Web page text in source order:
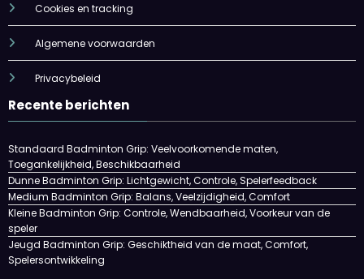
Cookies en tracking
Algemene voorwaarden
Privacybeleid
Recente berichten
Standaard Badminton Grip: Veelvoorkomende maten,
Toegankelijkheid, Beschikbaarheid
Dunne Badminton Grip: Lichtgewicht, Controle, Spelerfeedback
Medium Badminton Grip: Balans, Veelzijdigheid, Comfort
Kleine Badminton Grip: Controle, Wendbaarheid, Voorkeur van de
speler
Jeugd Badminton Grip: Geschiktheid van de maat, Comfort,
Spelersontwikkeling